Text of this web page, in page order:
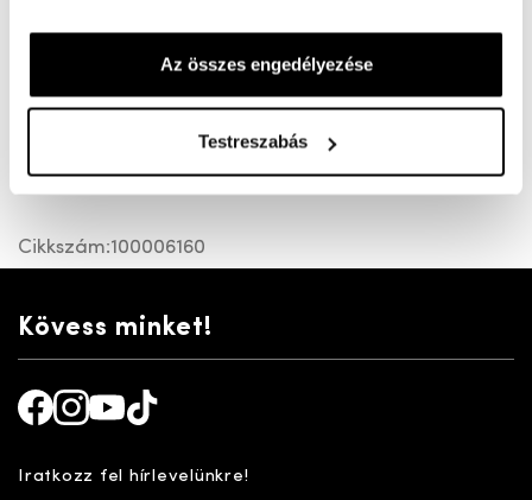
Az összes engedélyezése
Testreszabás
Elegáns, puha bőrből készült G bő félcipő. Kényelmi
talpbetét, cserélhető. A valóságban a talp világosabb.
Cikkszám:100006160
Kövess minket!
Iratkozz fel hírlevelünkre!